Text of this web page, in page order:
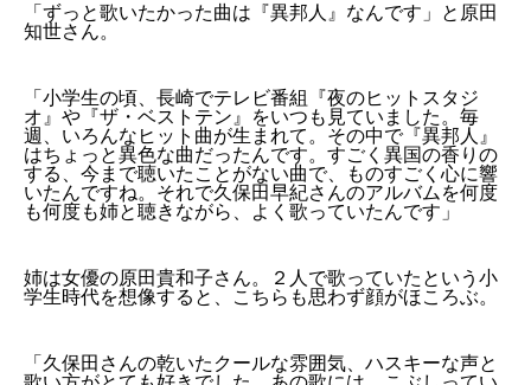
「ずっと歌いたかった曲は『異邦人』なんです」と原田
知世さん。
「小学生の頃、長崎でテレビ番組『夜のヒットスタジ
オ』や『ザ・ベストテン』をいつも見ていました。毎
週、いろんなヒット曲が生まれて。その中で『異邦人』
はちょっと異色な曲だったんです。すごく異国の香りの
する、今まで聴いたことがない曲で、ものすごく心に響
いたんですね。それで久保田早紀さんのアルバムを何度
も何度も姉と聴きながら、よく歌っていたんです」
姉は女優の原田貴和子さん。２人で歌っていたという小
学生時代を想像すると、こちらも思わず顔がほころぶ。
「久保田さんの乾いたクールな雰囲気、ハスキーな声と